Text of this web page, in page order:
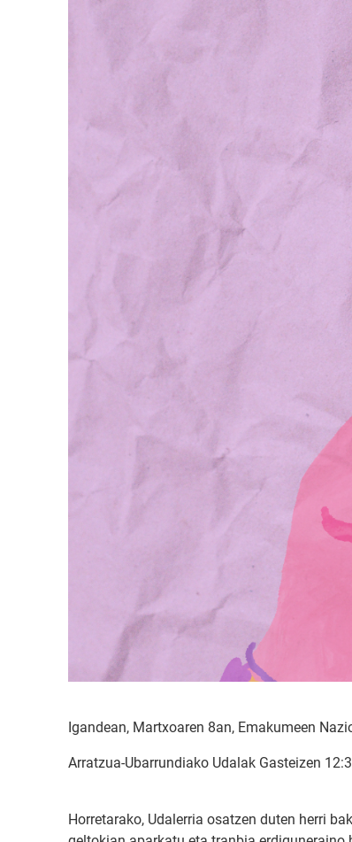
Igandean, Martxoaren 8an, Emakumeen
Arratzua-Ubarrundiako Udalak Gasteizen
Horretarako, Udalerria osatzen duten herri